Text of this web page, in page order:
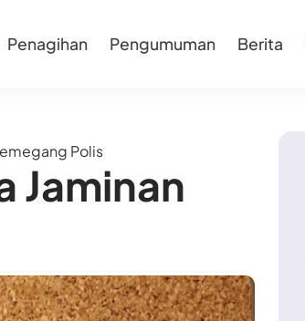
Penagihan Pengumuman Berita
Polis
Jaminan